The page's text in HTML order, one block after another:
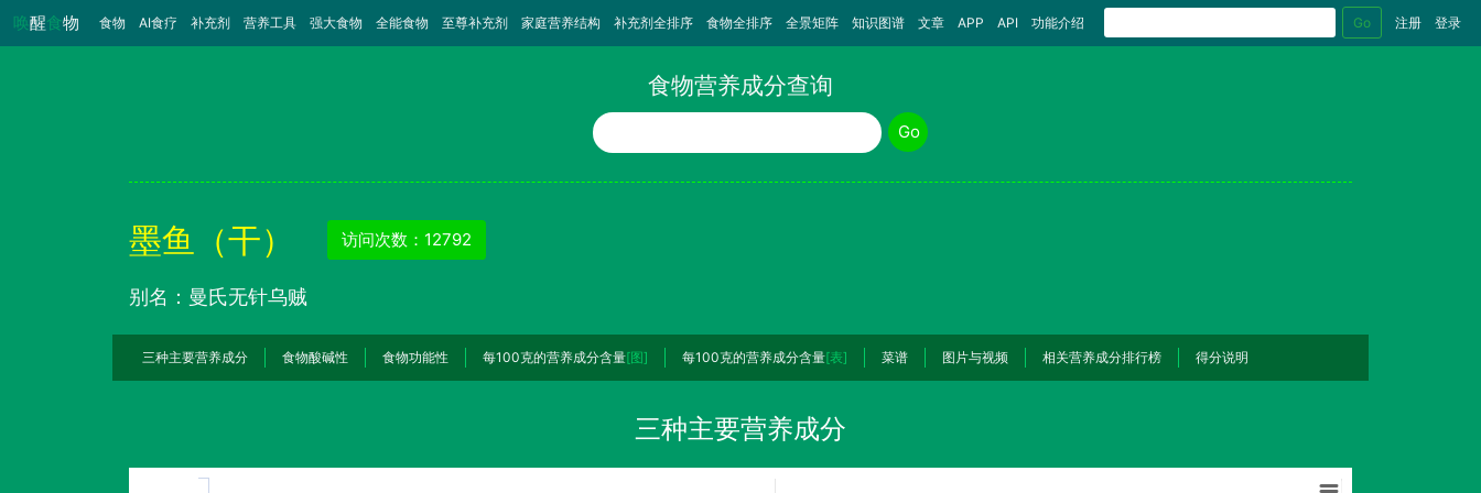
唤醒食物 食物 （当前）
AI食疗 补充剂 营养工具 强大食物 全能食物 至尊补充剂 家庭营养结构 补充剂全排序 食物全排序 全景矩阵 知识图谱 文章 APP API 功能介绍 Go 注册 登录
食物营养成分查询
食物名称
Go
墨鱼（干） 访问次数：12792
别名：曼氏无针乌贼
三种主要营养成分 食物酸碱性 食物功能性 每100克的营养成分含量[图] 每100克的营养成分含量[表] 菜谱 图片与视频 相关营养成分排行榜 得分说明
三种主要营养成分